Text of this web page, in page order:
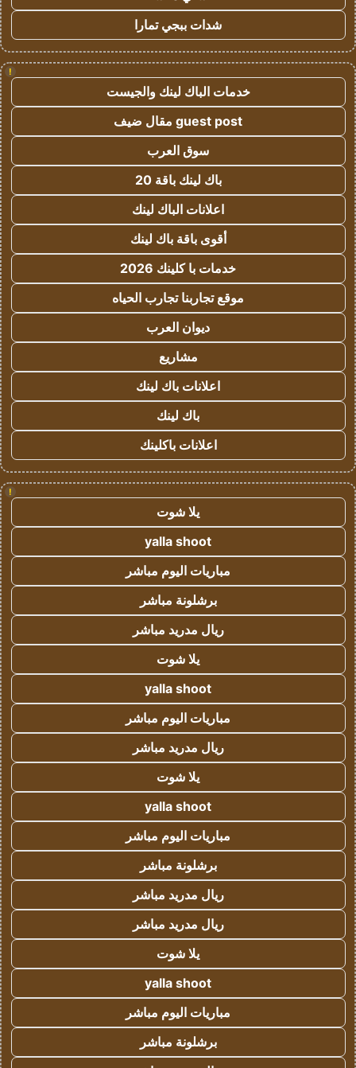
شدات ببجي تمارا
!
خدمات الباك لينك والجيست
guest post مقال ضيف
سوق العرب
باك لينك باقة 20
اعلانات الباك لينك
أقوى باقة باك لينك
خدمات با كلينك 2026
موقع تجاربنا تجارب الحياه
ديوان العرب
مشاريع
اعلانات باك لينك
باك لينك
اعلانات باكلينك
!
يلا شوت
yalla shoot
مباريات اليوم مباشر
برشلونة مباشر
ريال مدريد مباشر
يلا شوت
yalla shoot
مباريات اليوم مباشر
ريال مدريد مباشر
يلا شوت
yalla shoot
مباريات اليوم مباشر
برشلونة مباشر
ريال مدريد مباشر
ريال مدريد مباشر
يلا شوت
yalla shoot
مباريات اليوم مباشر
برشلونة مباشر